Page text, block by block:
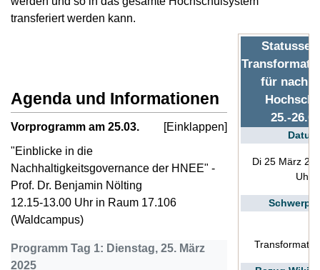
transferiert werden kann.
für
25.-
Datum
Di 25 März
Uhr
Agenda und Informationen
Vorprogramm am 25.03.
"Einblicke in die
Nachhaltigkeitsgovernance der HNEE" -
Prof. Dr. Benjamin Nölting
12.15-13.00 Uhr in Raum 17.106
(Waldcampus)
Programm Tag 1: Dienstag, 25. März
2025